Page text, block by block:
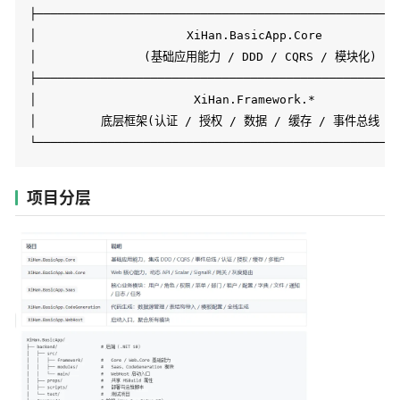
│                     XiHan.BasicApp.Core
│               (基础应用能力 / DDD / CQRS / 模块
│                      XiHan.Framework.*
│         底层框架(认证 / 授权 / 数据 / 缓存 / 事件总
项目分层